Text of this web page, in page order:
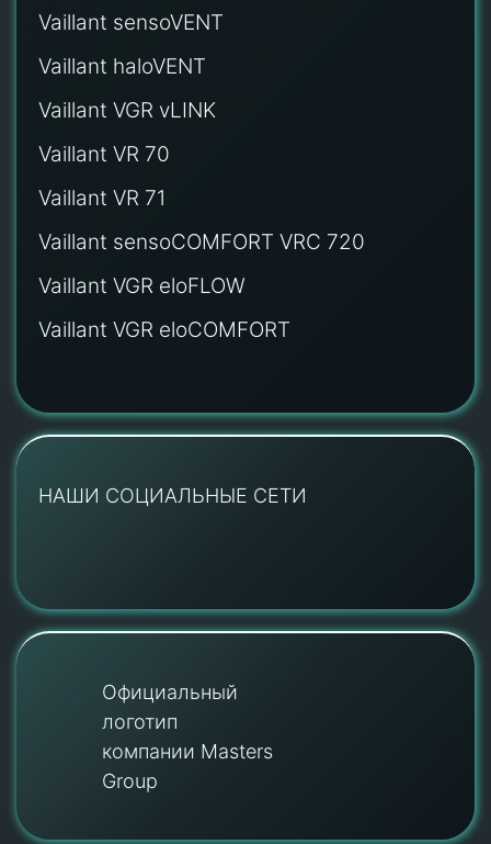
Vaillant sensoVENT
Vaillant haloVENT
Vaillant VGR vLINK
Vaillant VR 70
Vaillant VR 71
Vaillant sensoCOMFORT VRC 720
Vaillant VGR eloFLOW
Vaillant VGR eloCOMFORT
НАШИ СОЦИАЛЬНЫЕ СЕТИ
Официальный
логотип
компании Masters
Group